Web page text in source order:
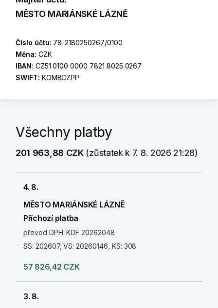
MĚSTO MARIÁNSKÉ LÁZNĚ
Číslo účtu: 78-2180250267/0100
Měna: CZK
IBAN: CZ51 0100 0000 7821 8025 0267
SWIFT: KOMBCZPP
Všechny platby
201 963,88 CZK(zůstatek k 7. 8. 2026 21:28)
4. 8.
MĚSTO MARIÁNSKÉ LÁZNĚ
Příchozí platba
převod DPH: KDF 20262048
SS: 202607, VS: 20260146, KS: 308
57 826,42 CZK
3. 8.